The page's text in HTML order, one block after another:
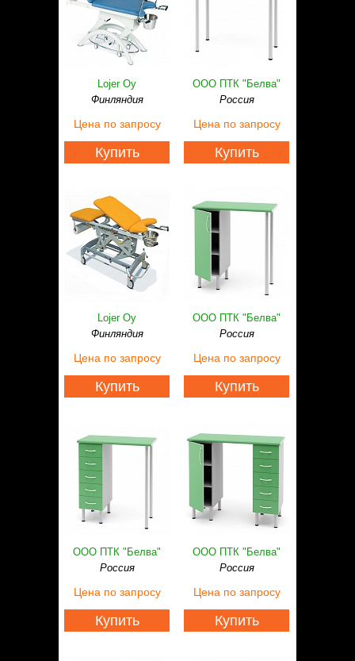
Lojer Oy
Финляндия
Цена по запросу
Купить
ООО ПТК "Белва"
Россия
Цена по запросу
Купить
Lojer Oy
Финляндия
Цена по запросу
Купить
ООО ПТК "Белва"
Россия
Цена по запросу
Купить
ООО ПТК "Белва"
Россия
Цена по запросу
Купить
ООО ПТК "Белва"
Россия
Цена по запросу
Купить